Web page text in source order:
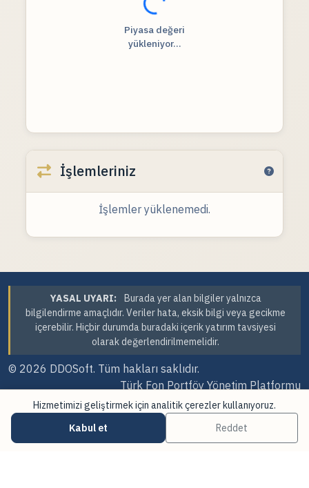
Fiyat verileri yükleniyor...
Piyasa değeri
yükleniyor...
İşlemleriniz
İşlemler yüklenemedi.
YASAL UYARI:
Burada yer alan bilgiler yalnızca
bilgilendirme amaçlıdır. Veriler hata, eksik bilgi veya gecikme
içerebilir. Hiçbir durumda buradaki içerik yatırım tavsiyesi
olarak değerlendirilmemelidir.
© 2026 DDOSoft. Tüm hakları saklıdır.
Türk Fon Portföy Yönetim Platformu
Sürüm Tarihi: 06.08.2026 12:15
Veri Kaynakları·
Hizmetimizi geliştirmek için analitik çerezler kullanıyoruz.
Kabul et
Reddet